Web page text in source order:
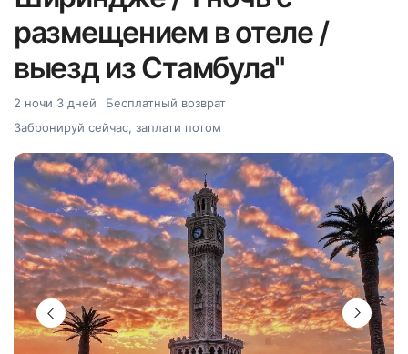
размещением в отеле /
выезд из Стамбула"
2 ночи 3 дней
Бесплатный возврат
Забронируй сейчас, заплати потом